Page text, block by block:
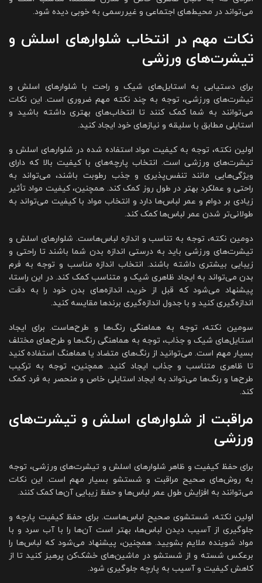
می‌تواند در محیط‌های اجتماعی و غیررسمی به خوبی دیده شود.
نکات مهم در انتخاب شلوارهای اسلش و
تیشرت‌های ورزشی
برای دستیابی به استایل‌های شیک و راحت با شلوارهای اسلش و
تیشرت‌های ورزشی، توجه به چند نکته مهم ضروری است. این نکات
می‌توانند به شما کمک کنند تا انتخاب‌های بهتری داشته باشید و
استایلی مطابق با سلیقه و نیازهای خود ایجاد کنید.
اولین نکته، توجه به کیفیت مواد استفاده شده در شلوارهای اسلش و
تیشرت‌های ورزشی است. انتخاب پارچه‌های با کیفیت بالا که دارای
ویژگی‌هایی مانند تنفس‌پذیری و جذب رطوبت باشند، می‌تواند به
راحتی و عملکرد بهتر در طول روز کمک کند. همچنین، کیفیت مواد تأثیر
زیادی بر دوام و عمر لباس‌ها دارد و انتخاب مواد با کیفیت می‌تواند به
طولانی‌تر شدن عمر لباس‌ها کمک کند.
دومین نکته، توجه به تناسب و اندازه لباس‌هاست. شلوارهای اسلش و
تیشرت‌های ورزشی باید به درستی اندازه بدن شما باشند تا راحتی و
زیبایی بیشتری داشته باشند. انتخاب اندازه مناسب و توجه به فرم
بدن می‌تواند به ایجاد ظاهری شیک و متناسب کمک کند. در این راستا،
پیشنهاد می‌شود که قبل از خرید، اندازه‌های بدن خود را به دقت
اندازه‌گیری کنید و با جدول اندازه‌گیری برندها مقایسه کنید.
سومین نکته، توجه به هماهنگی رنگ‌ها و طرح‌هاست. برای ایجاد
استایل‌های شیک و جذاب، توجه به هماهنگی رنگ‌ها و طرح‌های مختلف
بسیار مهم است. می‌توانید از رنگ‌های متضاد یا هماهنگ استفاده کنید
تا ظاهری متناسب و جذاب ایجاد کنید. همچنین، توجه به ترکیب
طرح‌ها و رنگ‌ها می‌تواند به ایجاد استایلی خاص و منحصر به فرد کمک
کند.
مراقبت از شلوارهای اسلش و تیشرت‌های
ورزشی
برای حفظ کیفیت و ظاهر شلوارهای اسلش و تیشرت‌های ورزشی، توجه
به روش‌های صحیح مراقبت و شستشو بسیار مهم است. این نکات
می‌توانند به افزایش طول عمر لباس‌ها و حفظ زیبایی آن‌ها کمک کنند.
اولین نکته، شستشوی صحیح لباس‌هاست. برای حفظ کیفیت پارچه و
جلوگیری از آسیب دیدن لباس‌ها، بهتر است آن‌ها را با آب سرد و با
مواد شوینده ملایم بشویید. همچنین، پیشنهاد می‌شود که لباس‌ها را
برعکس شسته و از شستشو در ماشین‌های خشک‌کن پرهیز کنید تا از
کاهش کیفیت و آسیب به پارچه جلوگیری شود.